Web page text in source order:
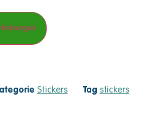
Stickers Tag stickers